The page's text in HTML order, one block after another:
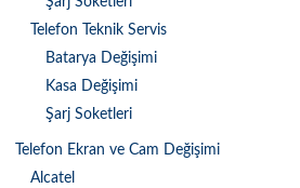
Telefon Teknik Servis
Batarya Değişimi
Kasa Değişimi
Şarj Soketleri
Telefon Ekran ve Cam Değişimi
Alcatel